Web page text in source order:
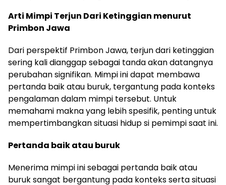
Arti Mimpi Terjun Dari Ketinggian menurut
Primbon Jawa
Dari perspektif Primbon Jawa, terjun dari ketinggian
sering kali dianggap sebagai tanda akan datangnya
perubahan signifikan. Mimpi ini dapat membawa
pertanda baik atau buruk, tergantung pada konteks
pengalaman dalam mimpi tersebut. Untuk
memahami makna yang lebih spesifik, penting untuk
mempertimbangkan situasi hidup si pemimpi saat ini.
Pertanda baik atau buruk
Menerima mimpi ini sebagai pertanda baik atau
buruk sangat bergantung pada konteks serta situasi